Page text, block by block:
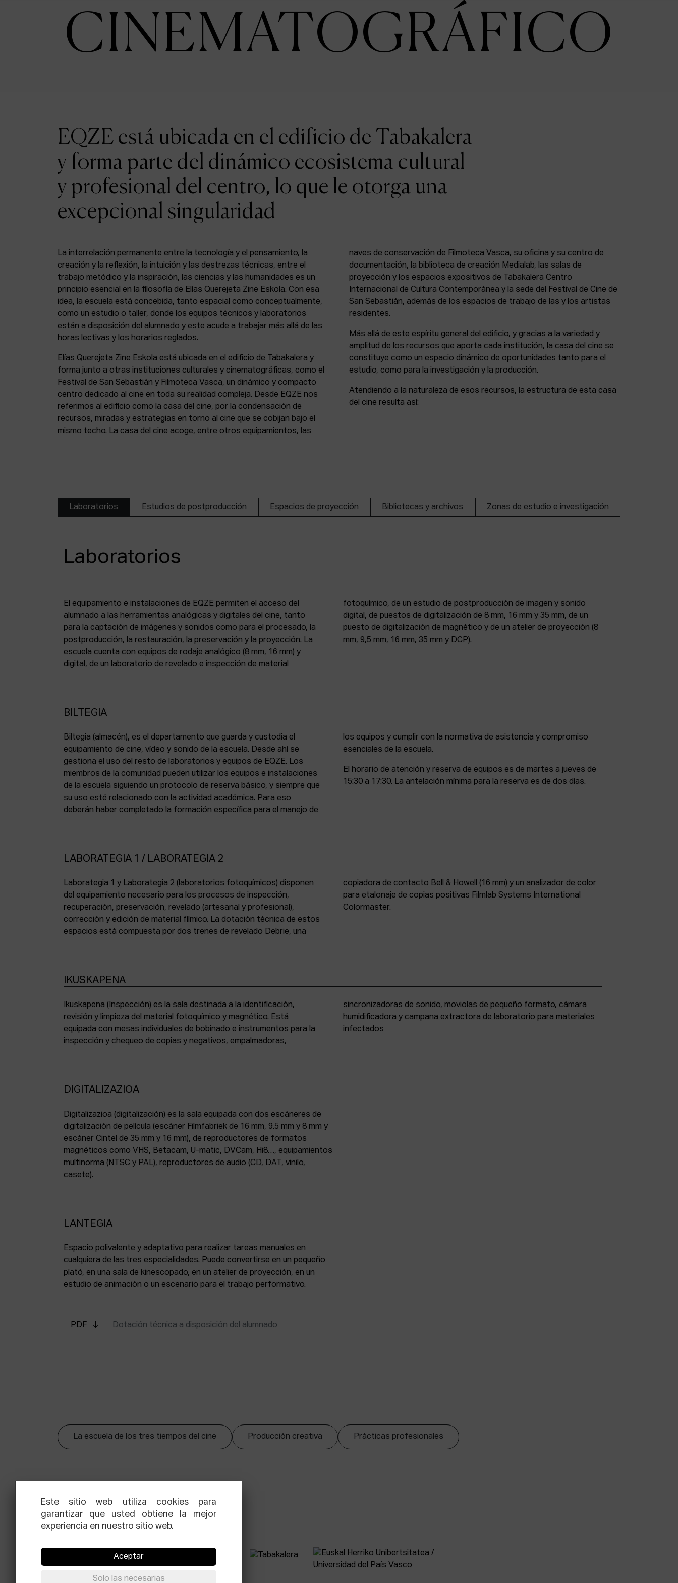
CINEMATOGRÁFICO
EQZE está ubicada en el edificio de Tabakalera
y forma parte del dinámico ecosistema cultural
y profesional del centro, lo que le otorga una
excepcional singularidad
La interrelación permanente entre la tecnología y el pensamiento, la
creación y la reflexión, la intuición y las destrezas técnicas, entre el
trabajo metódico y la inspiración, las ciencias y las humanidades es un
principio esencial en la filosofía de Elías Querejeta Zine Eskola. Con esa
idea, la escuela está concebida, tanto espacial como conceptualmente,
como un estudio o taller, donde los equipos técnicos y laboratorios
están a disposición del alumnado y este acude a trabajar más allá de las
horas lectivas y los horarios reglados.
Elías Querejeta Zine Eskola está ubicada en el edificio de Tabakalera y
forma junto a otras instituciones culturales y cinematográficas, como el
Festival de San Sebastián y Filmoteca Vasca, un dinámico y compacto
centro dedicado al cine en toda su realidad compleja. Desde EQZE nos
referimos al edificio como la casa del cine, por la condensación de
recursos, miradas y estrategias en torno al cine que se cobijan bajo el
mismo techo. La casa del cine acoge, entre otros equipamientos, las
naves de conservación de Filmoteca Vasca, su oficina y su centro de
documentación, la biblioteca de creación Medialab, las salas de
proyección y los espacios expositivos de Tabakalera Centro
Internacional de Cultura Contemporánea y la sede del Festival de Cine de
San Sebastián, además de los espacios de trabajo de las y los artistas
residentes.
Más allá de este espíritu general del edificio, y gracias a la variedad y
amplitud de los recursos que aporta cada institución, la casa del cine se
constituye como un espacio dinámico de oportunidades tanto para el
estudio, como para la investigación y la producción.
Atendiendo a la naturaleza de esos recursos, la estructura de esta casa
del cine resulta así:
Laboratorios Estudios de postproducción Espacios de proyección Bibliotecas y archivos Zonas de estudio e investigación
Laboratorios
El equipamiento e instalaciones de EQZE permiten el acceso del
alumnado a las herramientas analógicas y digitales del cine, tanto
para la captación de imágenes y sonidos como para el procesado, la
postproducción, la restauración, la preservación y la proyección. La
escuela cuenta con equipos de rodaje analógico (8 mm, 16 mm) y
digital, de un laboratorio de revelado e inspección de material
fotoquímico, de un estudio de postproducción de imagen y sonido
digital, de puestos de digitalización de 8 mm, 16 mm y 35 mm, de un
puesto de digitalización de magnético y de un atelier de proyección (8
mm, 9,5 mm, 16 mm, 35 mm y DCP).
BILTEGIA
Biltegia (almacén), es el departamento que guarda y custodia el
equipamiento de cine, vídeo y sonido de la escuela. Desde ahí se
gestiona el uso del resto de laboratorios y equipos de EQZE. Los
miembros de la comunidad pueden utilizar los equipos e instalaciones
de la escuela siguiendo un protocolo de reserva básico, y siempre que
su uso esté relacionado con la actividad académica. Para eso
deberán haber completado la formación específica para el manejo de
los equipos y cumplir con la normativa de asistencia y compromiso
esenciales de la escuela.
El horario de atención y reserva de equipos es de martes a jueves de
15:30 a 17:30. La antelación mínima para la reserva es de dos días.
LABORATEGIA 1 / LABORATEGIA 2
Laborategia 1 y Laborategia 2 (laboratorios fotoquímicos) disponen
del equipamiento necesario para los procesos de inspección,
recuperación, preservación, revelado (artesanal y profesional),
corrección y edición de material fílmico. La dotación técnica de estos
espacios está compuesta por dos trenes de revelado Debrie, una
copiadora de contacto Bell & Howell (16 mm) y un analizador de color
para etalonaje de copias positivas Filmlab Systems International
Colormaster.
IKUSKAPENA
Ikuskapena (Inspección) es la sala destinada a la identificación,
revisión y limpieza del material fotoquímico y magnético. Está
equipada con mesas individuales de bobinado e instrumentos para la
inspección y chequeo de copias y negativos, empalmadoras,
sincronizadoras de sonido, moviolas de pequeño formato, cámara
humidificadora y campana extractora de laboratorio para materiales
infectados
DIGITALIZAZIOA
Digitalizazioa (digitalización) es la sala equipada con dos escáneres de
digitalización de película (escáner Filmfabriek de 16 mm, 9.5 mm y 8 mm y
escáner Cintel de 35 mm y 16 mm), de reproductores de formatos
magnéticos como VHS, Betacam, U-matic, DVCam, Hi8…, equipamientos
multinorma (NTSC y PAL), reproductores de audio (CD, DAT, vinilo,
casete).
LANTEGIA
Espacio polivalente y adaptativo para realizar tareas manuales en
cualquiera de las tres especialidades. Puede convertirse en un pequeño
plató, en una sala de kinescopado, en un atelier de proyección, en un
estudio de animación o un escenario para el trabajo performativo.
PDF Dotación técnica a disposición del alumnado
La escuela de los tres tiempos del cine Producción creativa Prácticas profesionales
Este sitio web utiliza cookies para
garantizar que usted obtiene la mejor
experiencia en nuestro sitio web.
Aceptar
Solo las necesarias